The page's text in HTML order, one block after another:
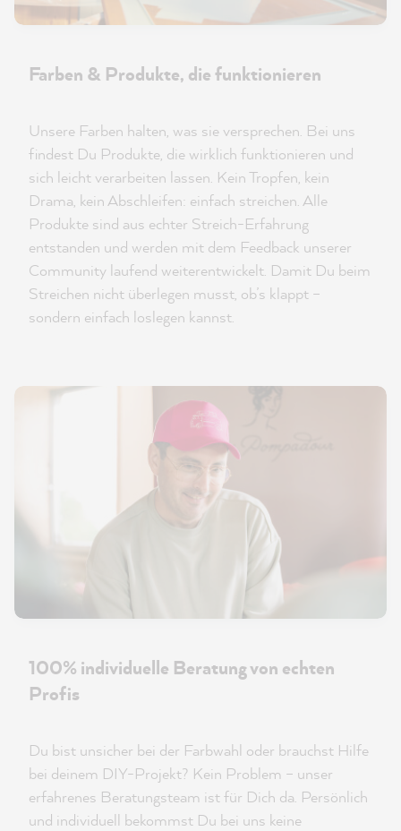
Farben & Produkte, die funktionieren
Unsere Farben halten, was sie versprechen. Bei uns
findest Du Produkte, die wirklich funktionieren und
sich leicht verarbeiten lassen. Kein Tropfen, kein
Drama, kein Abschleifen: einfach streichen. Alle
Produkte sind aus echter Streich-Erfahrung
entstanden und werden mit dem Feedback unserer
Community laufend weiterentwickelt. Damit Du beim
Streichen nicht überlegen musst, ob’s klappt –
sondern einfach loslegen kannst.
100% individuelle Beratung von echten
Profis
Du bist unsicher bei der Farbwahl oder brauchst Hilfe
bei deinem DIY-Projekt? Kein Problem – unser
erfahrenes Beratungsteam ist für Dich da. Persönlich
und individuell bekommst Du bei uns keine